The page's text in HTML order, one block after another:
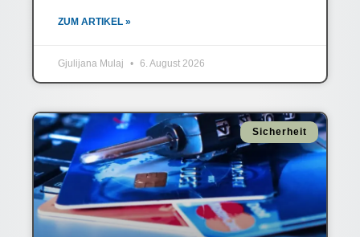
ZUM ARTIKEL »
Gjulijana Mulaj 6. August 2026
Sicherheit